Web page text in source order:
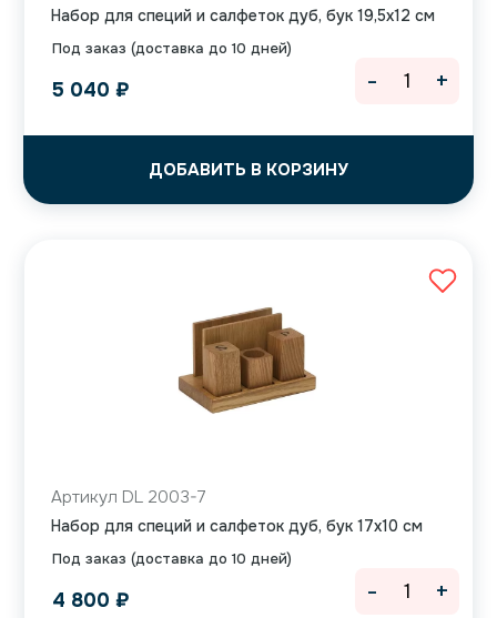
Под заказ (доставка до 10 дней)
Набор для специй и салфеток дуб, бук 19,5х12 см
5 040 ₽
ДОБАВИТЬ В КОРЗИНУ
- +
Под заказ (доставка до 10 дней)
Артикул DL 2003-7
Набор для специй и салфеток дуб, бук 17х10 см
4 800 ₽ - +